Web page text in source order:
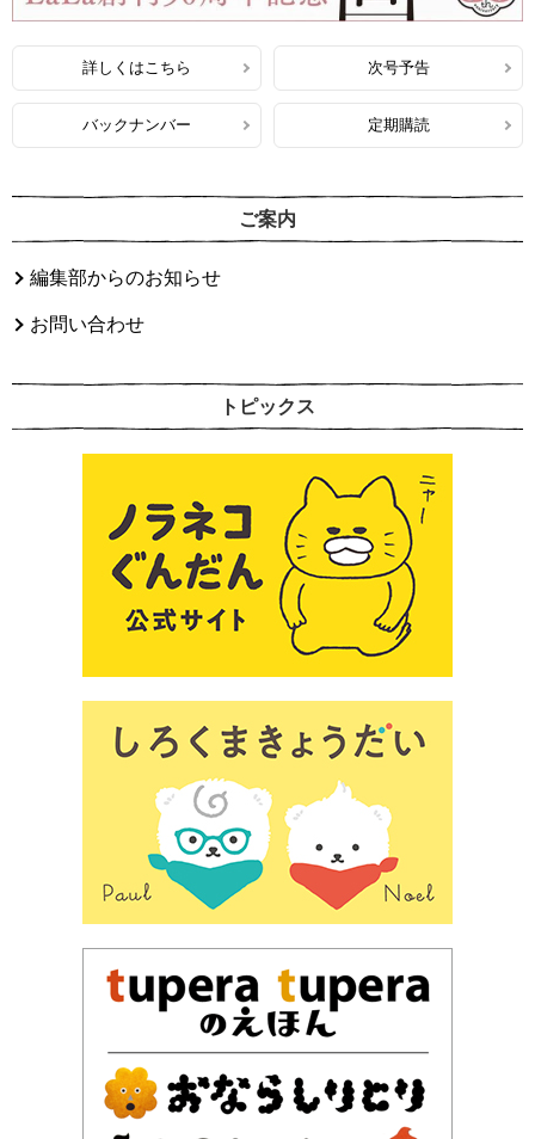
詳しくはこちら 次号予告
バックナンバー 定期購読
ご案内
編集部からのお知らせ
お問い合わせ
トピックス